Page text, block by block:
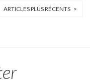
ARTICLES PLUS RÉCENTS >